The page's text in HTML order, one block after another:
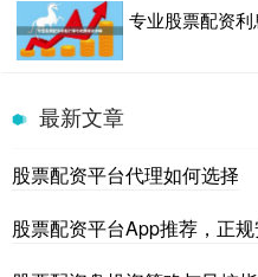
专业股票配资
最新文章
股票配资平台代理如何选择
股票配资平台App推荐，正